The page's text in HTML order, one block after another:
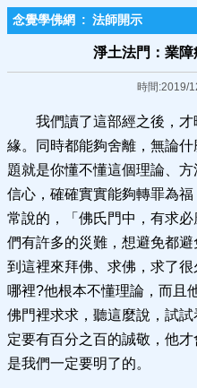
念覺學佛網 : 法師開示
淨土法門：業
時間:2019/
我們讀了這部經之後，
緣。同時都能夠舍離，無論
題就是你懂不懂這個理論、
信心，確確實實能夠轉罪為
常說的，「佛氏門中，有求
們有許多的災難，想避免都
到這裡來拜佛、求佛，求了
哪裡?他根本不懂理論，而且
佛門裡求求，聽這麼說，試
定要有百分之百的誠敬，他
是我們一定要明了的。